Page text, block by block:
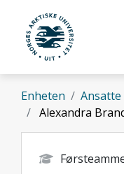
Gå til hovedinnhold
UiT Norges
Enheten
Ansatte
Alexandra